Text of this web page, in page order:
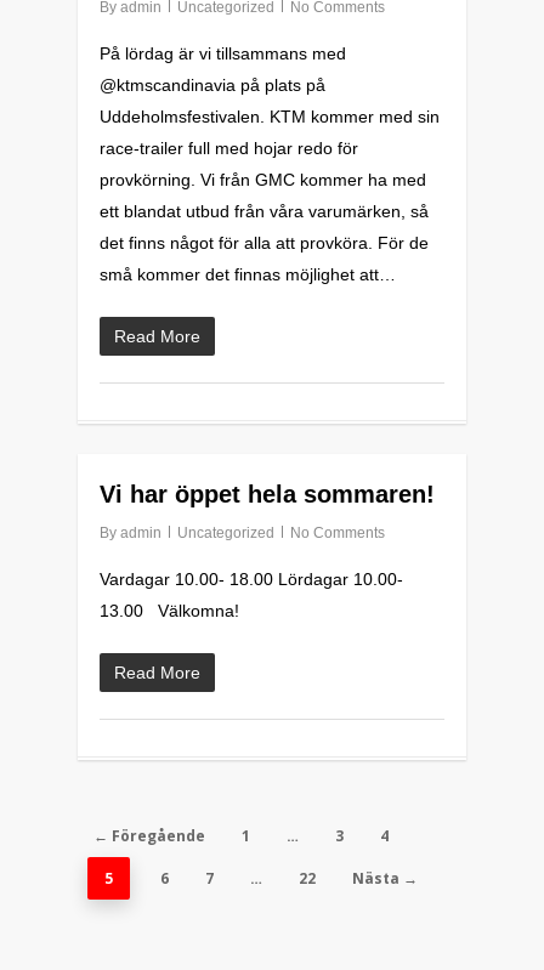
By admin Uncategorized No Comments
På lördag är vi tillsammans med
@ktmscandinavia på plats på
Uddeholmsfestivalen. KTM kommer med sin
race-trailer full med hojar redo för
provkörning. Vi från GMC kommer ha med
ett blandat utbud från våra varumärken, så
det finns något för alla att provköra. För de
små kommer det finnas möjlighet att…
Read More
Vi har öppet hela sommaren!
By admin Uncategorized No Comments
Vardagar 10.00- 18.00 Lördagar 10.00-
13.00 Välkomna!
Read More
0
← Föregående 1 … 3 4
5 6 7 … 22 Nästa →